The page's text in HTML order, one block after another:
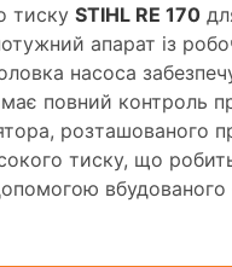
тиску STIHL RE 170
апарат із
насоса
повний контроль
розташованого
тиску, що
вбудованого